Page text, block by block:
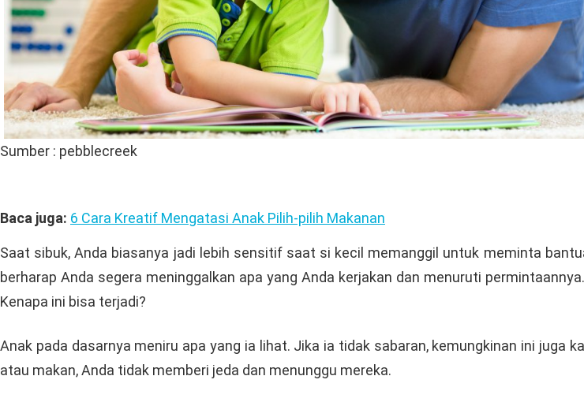
Sumber : pebblecreek
Baca juga: 6 Cara Kreatif Mengatasi Anak Pilih-pilih Makanan
Saat sibuk, Anda biasanya jadi lebih sensitif saat si kecil memanggil untuk meminta
berharap Anda segera meninggalkan apa yang Anda kerjakan dan menuruti
Kenapa ini bisa terjadi?
Anak pada dasarnya meniru apa yang ia lihat. Jika ia tidak sabaran, kemungkinan ini juga
atau makan, Anda tidak memberi jeda dan menunggu mereka.